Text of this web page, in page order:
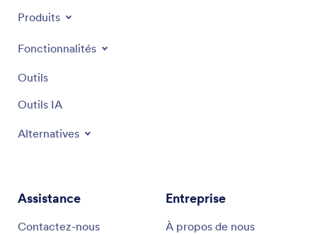
Produits
Fonctionnalités
Outils
Outils IA
Alternatives
Assistance
Contactez-nous
Entreprise
À propos de nous